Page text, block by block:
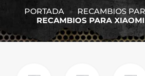
PORTADA » RECAMBIOS
RECAMBIOS PARA